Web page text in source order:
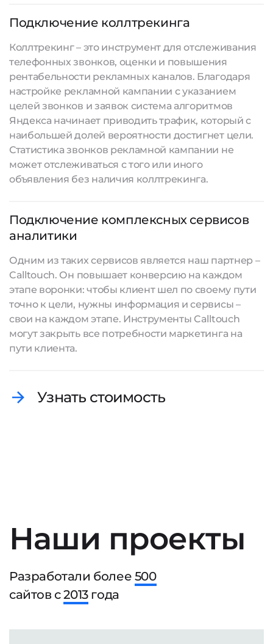
Подключение коллтрекинга
Коллтрекинг – это инструмент для отслеживания
телефонных звонков, оценки и повышения
рентабельности рекламных каналов. Благодаря
настройке рекламной кампании с указанием
целей звонков и заявок система алгоритмов
Яндекса начинает приводить трафик, который с
наибольшей долей вероятности достигнет цели.
Статистика звонков рекламной кампании не
может отслеживаться с того или иного
объявления без наличия коллтрекинга.
Подключение комплексных сервисов
аналитики
Одним из таких сервисов является наш партнер –
Calltouch. Он повышает конверсию на каждом
этапе воронки: чтобы клиент шел по своему пути
точно к цели, нужны информация и сервисы –
свои на каждом этапе. Инструменты Calltouch
могут закрыть все потребности маркетинга на
пути клиента.
Узнать стоимость
Наши проекты
Разработали более 500
сайтов с2013года